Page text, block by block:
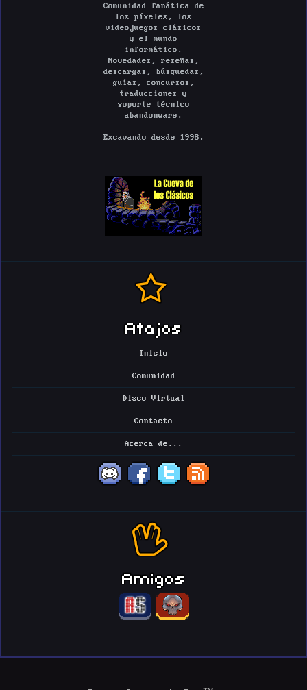
Comunidad fanática de
los píxeles, los
videojuegos clásicos
y el mundo
informático.
Novedades, reseñas,
descargas, búsquedas,
guías, concursos,
traducciones y
soporte técnico
abandonware.
Excavando desde 1998.
Atajos
Inicio
Comunidad
Disco Virtual
Contacto
Acerca de...
Amigos